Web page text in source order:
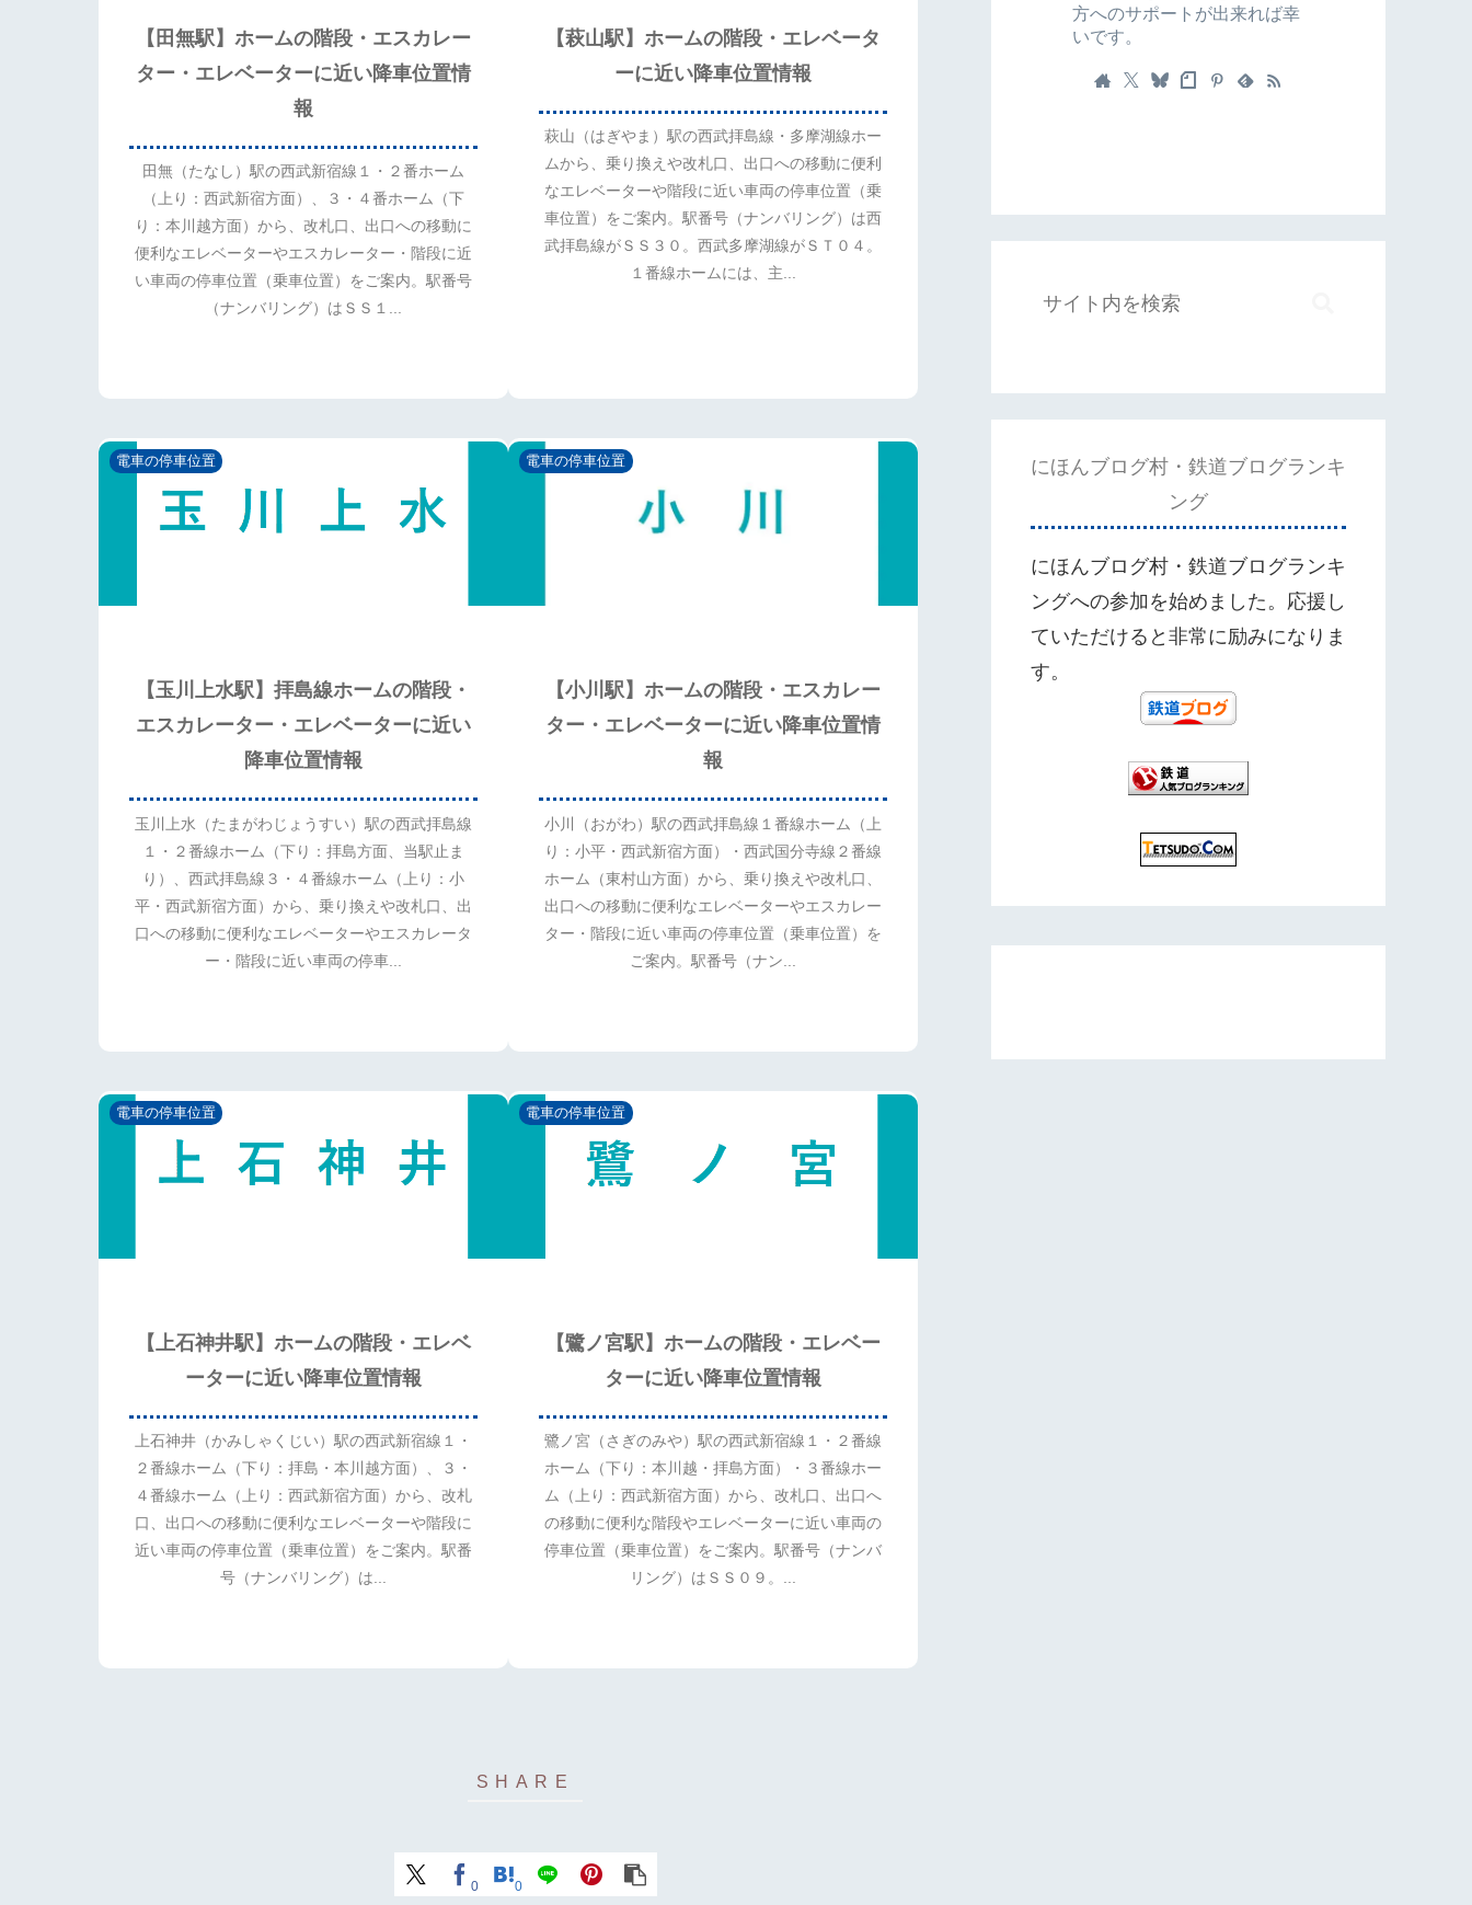
【田無駅】ホームの階段・エスカレー
ター・エレベーターに近い降車位置情
報
田無（たなし）駅の西武新宿線１・２番ホーム
（上り：西武新宿方面）、３・４番ホーム（下
り：本川越方面）から、改札口、出口への移動に
便利なエレベーターやエスカレーター・階段に近
い車両の停車位置（乗車位置）をご案内。駅番号
（ナンバリング）はＳＳ１...
【萩山駅】ホームの階段・エレベータ
ーに近い降車位置情報
萩山（はぎやま）駅の西武拝島線・多摩湖線ホー
ムから、乗り換えや改札口、出口への移動に便利
なエレベーターや階段に近い車両の停車位置（乗
車位置）をご案内。駅番号（ナンバリング）は西
武拝島線がＳＳ３０。西武多摩湖線がＳＴ０４。
１番線ホームには、主...
電車の停車位置
【玉川上水駅】拝島線ホームの階段・
エスカレーター・エレベーターに近い
降車位置情報
玉川上水（たまがわじょうすい）駅の西武拝島線
１・２番線ホーム（下り：拝島方面、当駅止ま
り）、西武拝島線３・４番線ホーム（上り：小
平・西武新宿方面）から、乗り換えや改札口、出
口への移動に便利なエレベーターやエスカレータ
ー・階段に近い車両の停車...
電車の停車位置
【小川駅】ホームの階段・エスカレー
ター・エレベーターに近い降車位置情
報
小川（おがわ）駅の西武拝島線１番線ホーム（上
り：小平・西武新宿方面）・西武国分寺線２番線
ホーム（東村山方面）から、乗り換えや改札口、
出口への移動に便利なエレベーターやエスカレー
ター・階段に近い車両の停車位置（乗車位置）を
ご案内。駅番号（ナン...
電車の停車位置
【上石神井駅】ホームの階段・エレベ
ーターに近い降車位置情報
上石神井（かみしゃくじい）駅の西武新宿線１・
２番線ホーム（下り：拝島・本川越方面）、３・
４番線ホーム（上り：西武新宿方面）から、改札
口、出口への移動に便利なエレベーターや階段に
近い車両の停車位置（乗車位置）をご案内。駅番
号（ナンバリング）は...
電車の停車位置
【鷺ノ宮駅】ホームの階段・エレベー
ターに近い降車位置情報
鷺ノ宮（さぎのみや）駅の西武新宿線１・２番線
ホーム（下り：本川越・拝島方面）・３番線ホー
ム（上り：西武新宿方面）から、改札口、出口へ
の移動に便利な階段やエレベーターに近い車両の
停車位置（乗車位置）をご案内。駅番号（ナンバ
リング）はＳＳ０９。...
0 0
方へのサポートが出来れば幸
いです。
にほんブログ村・鉄道ブログランキ
ング
にほんブログ村・鉄道ブログランキ
ングへの参加を始めました。応援し
ていただけると非常に励みになりま
す。